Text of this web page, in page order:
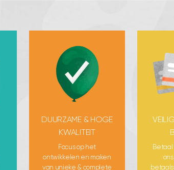
DUURZAME & HOGE
KWALITEIT
Focus op het
ontwikkelen en maken
van unieke & complete